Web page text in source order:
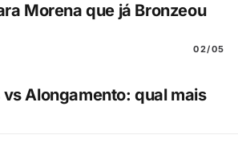
Morena que já Bronzeou
02/05
Alongamento: qual mais